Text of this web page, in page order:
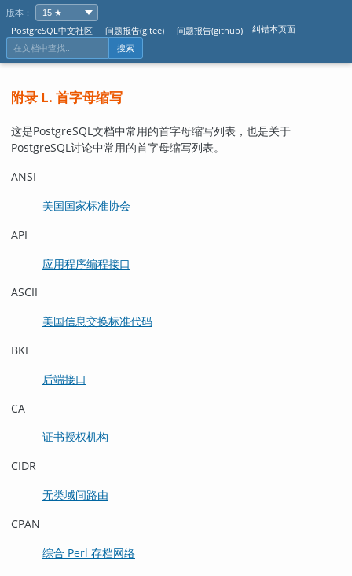
版本：
PostgreSQL中文社区
问题报告(gitee) 问题报告(github) 纠错本页面
搜索
附录 L. 首字母缩写
这是PostgreSQL文档中常用的首字母缩写列表，也是关于
PostgreSQL讨论中常用的首字母缩写列表。
ANSI
美国国家标准协会
API
应用程序编程接口
ASCII
美国信息交换标准代码
BKI
后端接口
CA
证书授权机构
CIDR
无类域间路由
CPAN
综合 Perl 存档网络